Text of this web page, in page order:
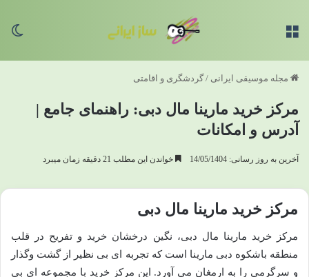
مجله موسیقی ایرانی / گردشگری و اقامتی
مرکز خرید مارینا مال دبی: راهنمای جامع |
آدرس و امکانات
آخرین به روز رسانی: 14/05/1404 خواندن این مطلب 21 دقیقه زمان میبرد
مرکز خرید مارینا مال دبی
مرکز خرید مارینا مال دبی، نگین درخشان خرید و تفریح در قلب
منطقه باشکوه دبی مارینا است که تجربه ای بی نظیر از گشت وگذار
و سرگرمی را به ارمغان می آورد. این مرکز خرید با مجموعه ای بی